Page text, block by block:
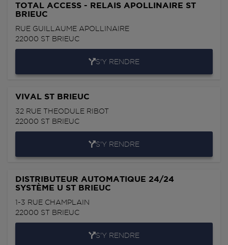
TOTAL ACCESS - RELAIS APOLLINAIRE ST
BRIEUC
RUE GUILLAUME APOLLINAIRE
22000 ST BRIEUC
S'Y RENDRE
VIVAL ST BRIEUC
32 RUE THEODULE RIBOT
22000 ST BRIEUC
S'Y RENDRE
DISTRIBUTEUR AUTOMATIQUE 24/24
SYSTÈME U ST BRIEUC
1-3 RUE CHAMPLAIN
22000 ST BRIEUC
S'Y RENDRE